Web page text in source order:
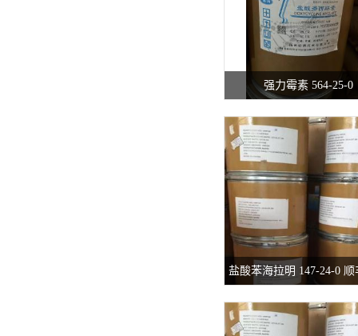
强力霉素 564-25-0
盐酸苯海拉明 147-24-0 顺